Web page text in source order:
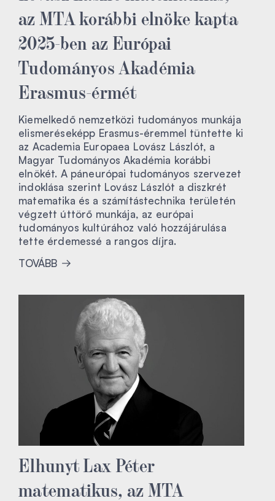
az MTA korábbi elnöke kapta
2025-ben az Európai
Tudományos Akadémia
Erasmus-érmét
Kiemelkedő nemzetközi tudományos munkája
elismeréseképp Erasmus-éremmel tüntette ki
az Academia Europaea Lovász Lászlót, a
Magyar Tudományos Akadémia korábbi
elnökét. A páneurópai tudományos szervezet
indoklása szerint Lovász Lászlót a diszkrét
matematika és a számítástechnika területén
végzett úttörő munkája, az európai
tudományos kultúrához való hozzájárulása
tette érdemessé a rangos díjra.
TOVÁBB
Elhunyt Lax Péter
matematikus, az MTA